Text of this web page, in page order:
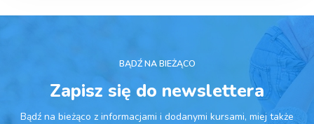
BĄDŹ NA BIEŻĄCO
Zapisz się do newslettera
Bądź na bieżąco z informacjami i dodanymi kursami, miej także